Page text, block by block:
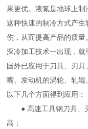
果更优。液氮是地球上制
这种快速的制冷方式产
伤，从而提高产品的质量
深冷加工技术一出现，
国外已应用于刀具、刃
嘴、发动机的涡轮、轧
以下几个方面得到应用：
● 高速工具钢刀具、
高；